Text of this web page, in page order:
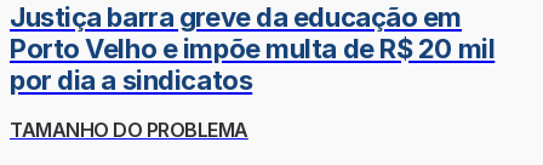
Justiça barra greve da educação em
Porto Velho e impõe multa de R$ 20 mil
por dia a sindicatos
TAMANHO DO PROBLEMA